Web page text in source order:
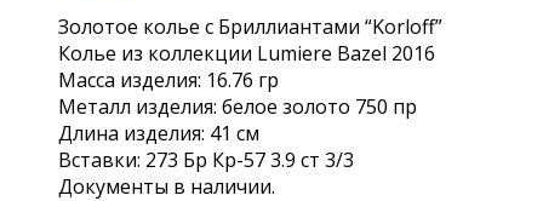
Золотое колье с Бриллиантами “Korloff”
Колье из коллекции Lumiere Bazel 2016
Масса изделия: 16.76 гр
Металл изделия: белое золото 750 пр
Длина изделия: 41 см
Вставки: 273 Бр Кр-57 3.9 ст 3/3
Документы в наличии.